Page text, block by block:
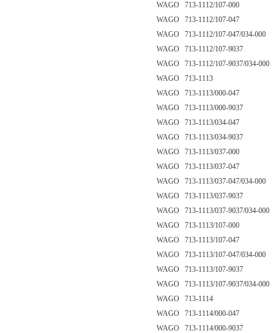
WAGO 713-1112/107-000
WAGO 713-1112/107-047
WAGO 713-1112/107-047/034-000
WAGO 713-1112/107-9037
WAGO 713-1112/107-9037/034-000
WAGO 713-1113
WAGO 713-1113/000-047
WAGO 713-1113/000-9037
WAGO 713-1113/034-047
WAGO 713-1113/034-9037
WAGO 713-1113/037-000
WAGO 713-1113/037-047
WAGO 713-1113/037-047/034-000
WAGO 713-1113/037-9037
WAGO 713-1113/037-9037/034-000
WAGO 713-1113/107-000
WAGO 713-1113/107-047
WAGO 713-1113/107-047/034-000
WAGO 713-1113/107-9037
WAGO 713-1113/107-9037/034-000
WAGO 713-1114
WAGO 713-1114/000-047
WAGO 713-1114/000-9037